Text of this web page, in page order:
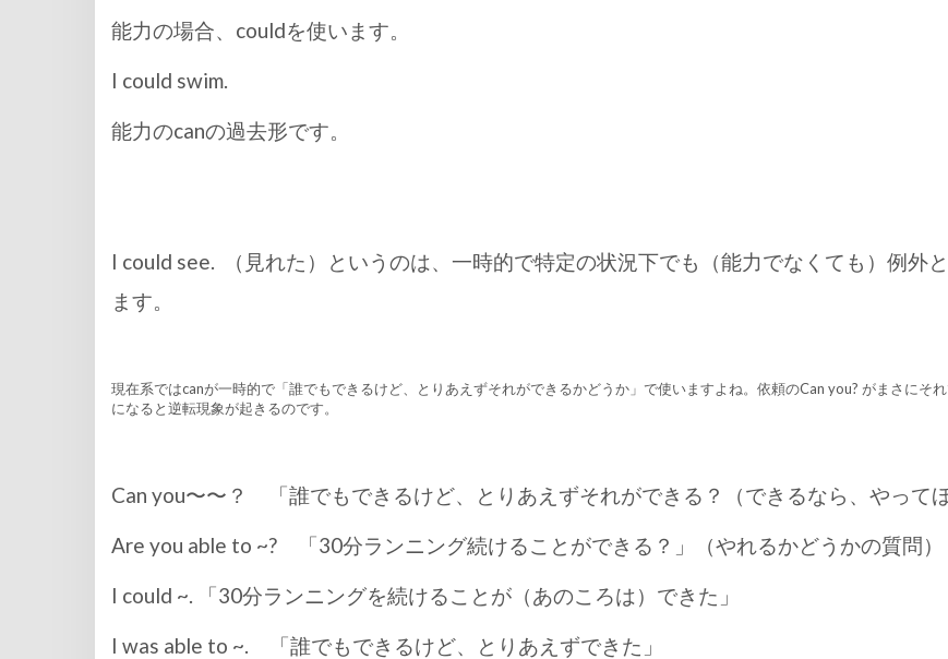
能力の場合、couldを使います。
I could swim.
能力のcanの過去形です。
I could see. （見れた）というのは、一時的で特定の状況下でも（能力でなくても）例外
ます。
現在系ではcanが一時的で「誰でもできるけど、とりあえずそれができるかどうか」で使いますよね。依頼のCan you? がまさに
になると逆転現象が起きるのです。
Can you〜〜？ 「誰でもできるけど、とりあえずそれができる？（できるなら、やってほ
Are you able to ~? 「30分ランニング続けることができる？」（やれるかどうかの質問）
I could ~. 「30分ランニングを続けることが（あのころは）できた」
I was able to ~. 「誰でもできるけど、とりあえずできた」